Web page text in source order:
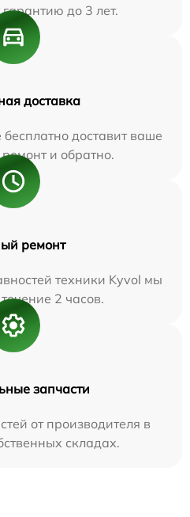
до 3 лет.
доставка
доставит ваше
и обратно.
ремонт
техники Kyvol мы
2 часов.
запчасти
от производителя в
складах.